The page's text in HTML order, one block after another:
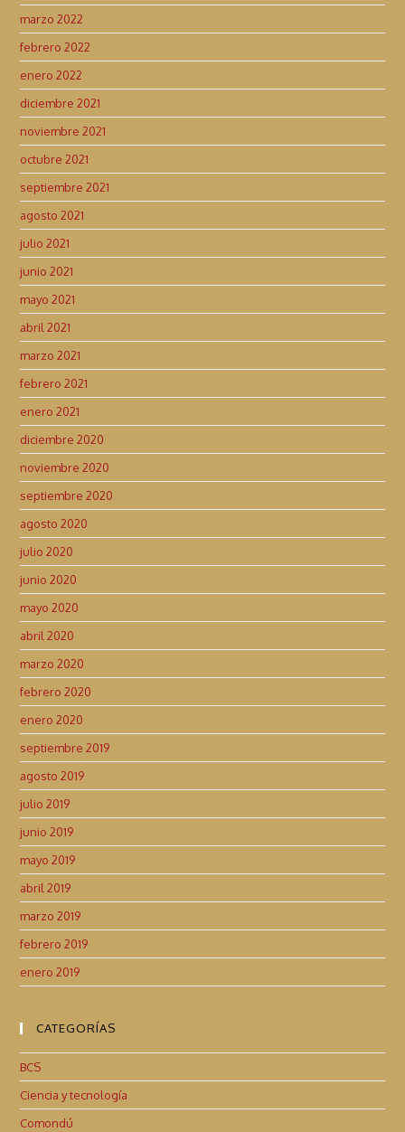
marzo 2022
febrero 2022
enero 2022
diciembre 2021
noviembre 2021
octubre 2021
septiembre 2021
agosto 2021
julio 2021
junio 2021
mayo 2021
abril 2021
marzo 2021
febrero 2021
enero 2021
diciembre 2020
noviembre 2020
septiembre 2020
agosto 2020
julio 2020
junio 2020
mayo 2020
abril 2020
marzo 2020
febrero 2020
enero 2020
septiembre 2019
agosto 2019
julio 2019
junio 2019
mayo 2019
abril 2019
marzo 2019
febrero 2019
enero 2019
CATEGORÍAS
BCS
Ciencia y tecnología
Comondú